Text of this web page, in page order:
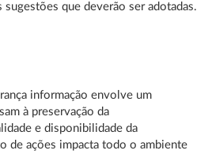
sugestões que deverão ser adotadas.
informação envolve um
à preservação da
e disponibilidade da
de ações impacta todo o ambiente